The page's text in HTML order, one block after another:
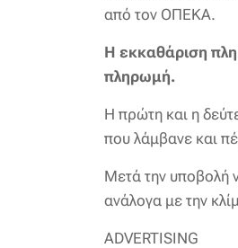
από τον ΟΠΕΚΑ.
Η εκκαθάριση
πληρωμή.
Η πρώτη και η
που λάμβανε και
Μετά την υποβολή
ανάλογα με την
ADVERTISING